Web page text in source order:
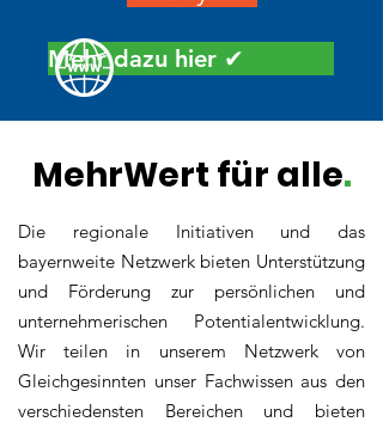
Mehr dazu hier ✔︎
MehrWert für alle.
Die regionale Initiativen und das
bayernweite Netzwerk bieten Unterstützung
und Förderung zur persönlichen und
unternehmerischen Potentialentwicklung.
Wir teilen in unserem Netzwerk von
Gleichgesinnten unser Fachwissen aus den
verschiedensten Bereichen und bieten